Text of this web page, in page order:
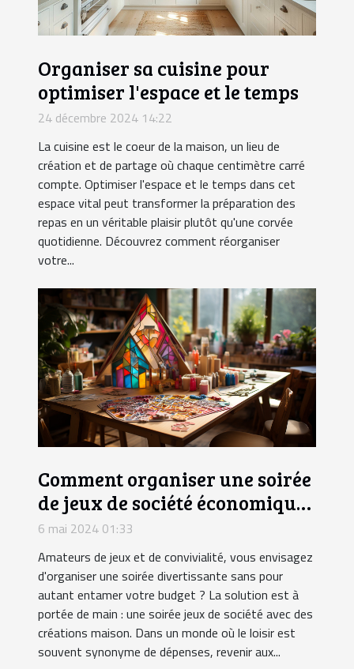
Organiser sa cuisine pour
optimiser l'espace et le temps
24 décembre 2024 14:22
La cuisine est le coeur de la maison, un lieu de
création et de partage où chaque centimètre carré
compte. Optimiser l'espace et le temps dans cet
espace vital peut transformer la préparation des
repas en un véritable plaisir plutôt qu'une corvée
quotidienne. Découvrez comment réorganiser
votre...
Comment organiser une soirée
de jeux de société économique
avec des articles faits maison
6 mai 2024 01:33
Amateurs de jeux et de convivialité, vous envisagez
d'organiser une soirée divertissante sans pour
autant entamer votre budget ? La solution est à
portée de main : une soirée jeux de société avec des
créations maison. Dans un monde où le loisir est
souvent synonyme de dépenses, revenir aux...